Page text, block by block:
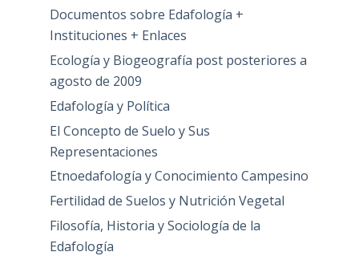
Documentos sobre Edafología +
Instituciones + Enlaces
Ecología y Biogeografía post posteriores a
agosto de 2009
Edafología y Política
El Concepto de Suelo y Sus
Representaciones
Etnoedafología y Conocimiento Campesino
Fertilidad de Suelos y Nutrición Vegetal
Filosofía, Historia y Sociología de la
Edafología